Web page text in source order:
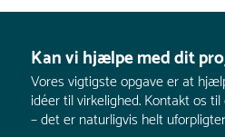
Kan vi hjælpe med dit
Vores vigtigste opgave er at
idéer til virkelighed. Kontakt os
– det er naturligvis helt